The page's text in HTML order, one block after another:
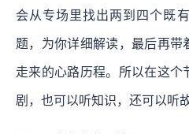
会从专场里找出两到四个既
题，为你详细解读，最后再带
走来的心路历程。所以在这个
剧，也可以听知识，还可以听故